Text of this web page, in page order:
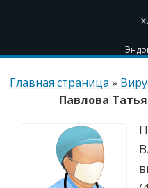
Главная страница »
Павлова